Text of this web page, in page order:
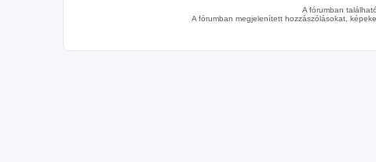
A fórumban
A fórumban megjelenített hozzászólásokat,